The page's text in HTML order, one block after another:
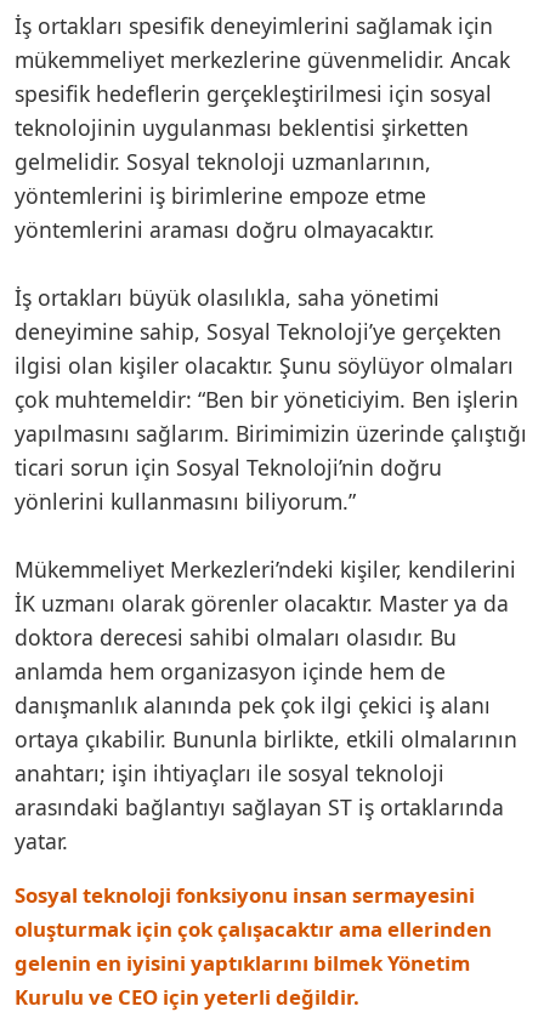
İş ortakları spesifik deneyimlerini sağlamak için
mükemmeliyet merkezlerine güvenmelidir. Ancak
spesifik hedeflerin gerçekleştirilmesi için sosyal
teknolojinin uygulanması beklentisi şirketten
gelmelidir. Sosyal teknoloji uzmanlarının,
yöntemlerini iş birimlerine empoze etme
yöntemlerini araması doğru olmayacaktır.
İş ortakları büyük olasılıkla, saha yönetimi
deneyimine sahip, Sosyal Teknoloji’ye gerçekten
ilgisi olan kişiler olacaktır. Şunu söylüyor olmaları
çok muhtemeldir: “Ben bir yöneticiyim. Ben işlerin
yapılmasını sağlarım. Birimimizin üzerinde çalıştığı
ticari sorun için Sosyal Teknoloji’nin doğru
yönlerini kullanmasını biliyorum.”
Mükemmeliyet Merkezleri’ndeki kişiler, kendilerini
İK uzmanı olarak görenler olacaktır. Master ya da
doktora derecesi sahibi olmaları olasıdır. Bu
anlamda hem organizasyon içinde hem de
danışmanlık alanında pek çok ilgi çekici iş alanı
ortaya çıkabilir. Bununla birlikte, etkili olmalarının
anahtarı; işin ihtiyaçları ile sosyal teknoloji
arasındaki bağlantıyı sağlayan ST iş ortaklarında
yatar.
Sosyal teknoloji fonksiyonu insan sermayesini
oluşturmak için çok çalışacaktır ama ellerinden
gelenin en iyisini yaptıklarını bilmek Yönetim
Kurulu ve CEO için yeterli değildir.